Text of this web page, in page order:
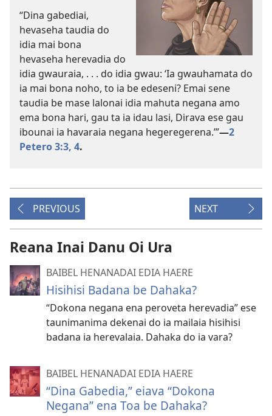
“Dina gabediai,
hevaseha taudia do
idia mai bona
hevaseha herevadia do
idia gwauraia, . . . do idia gwau: ‘Ia gwauhamata do
ia mai bona noho, to ia be edeseni? Emai sene
taudia be mase lalonai idia mahuta negana amo
ema bona hari, gau ta ia idau lasi, Dirava ese gau
ibounai ia havaraia negana hegeregerena.’”​—2
Petero 3:3, 4.
PREVIOUS NEXT
Reana Inai Danu Oi Ura
BAIBEL HENANADAI EDIA HAERE
Hisihisi Badana be Dahaka?
“Dokona negana ena peroveta herevadia” ese
taunimanima dekenai do ia mailaia hisihisi
badana ia herevalaia. Dahaka do ia vara?
BAIBEL HENANADAI EDIA HAERE
“Dina Gabedia,” eiava “Dokona
Negana” ena Toa be Dahaka?